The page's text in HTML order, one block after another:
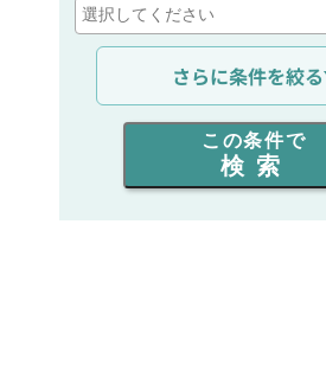
通信距離を選ぶ
出力を選ぶ
同時通話人数を選ぶ
さらに条件を絞る
この条件で
検索